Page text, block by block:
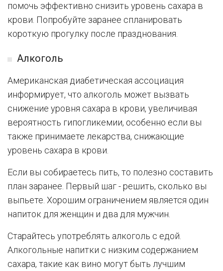
помочь эффективно снизить уровень сахара в
крови. Попробуйте заранее спланировать
короткую прогулку после празднования.
Алкоголь
Американская диабетическая ассоциация
информирует, что алкоголь может вызвать
снижение уровня сахара в крови, увеличивая
вероятность гипогликемии, особенно если вы
также принимаете лекарства, снижающие
уровень сахара в крови.
Если вы собираетесь пить, то полезно составить
план заранее. Первый шаг - решить, сколько вы
выпьете. Хорошим ограничением является один
напиток для женщин и два для мужчин.
Старайтесь употреблять алкоголь с едой.
Алкогольные напитки с низким содержанием
сахара, такие как вино могут быть лучшим